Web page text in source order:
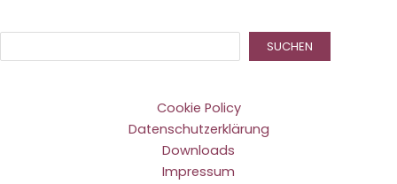
SUCHEN
Cookie Policy
Datenschutzerklärung
Downloads
Impressum